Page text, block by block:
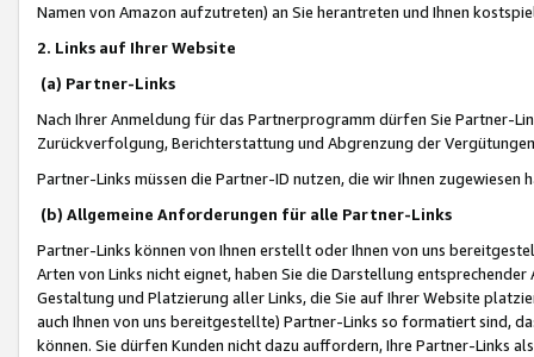
Namen von Amazon aufzutreten) an Sie herantreten und Ihnen
2. Links auf Ihrer Website
(a) Partner-Links
Nach Ihrer Anmeldung für das Partnerprogramm dürfen Sie Partner-
Zurückverfolgung, Berichterstattung und Abgrenzung der
Partner-Links müssen die Partner-ID nutzen, die wir Ihnen zugewiesen
(b) Allgemeine Anforderungen für alle Partner-Links
Partner-Links können von Ihnen erstellt oder Ihnen von uns
Arten von Links nicht eignet, haben Sie die Darstellung
Gestaltung und Platzierung aller Links, die Sie auf Ihrer Website
auch Ihnen von uns bereitgestellte) Partner-Links so formatiert sind,
können. Sie dürfen Kunden nicht dazu auffordern, Ihre Partner-Links